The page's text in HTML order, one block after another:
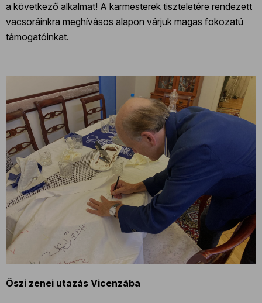
a következő alkalmat! A karmesterek tiszteletére rendezett
vacsoráinkra meghívásos alapon várjuk magas fokozatú
támogatóinkat.
Őszi zenei utazás Vicenzába